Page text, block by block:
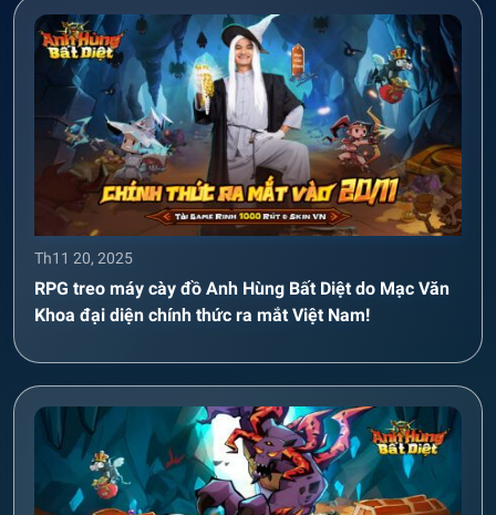
Th11 20, 2025
RPG treo máy cày đồ Anh Hùng Bất Diệt do Mạc Văn
Khoa đại diện chính thức ra mắt Việt Nam!